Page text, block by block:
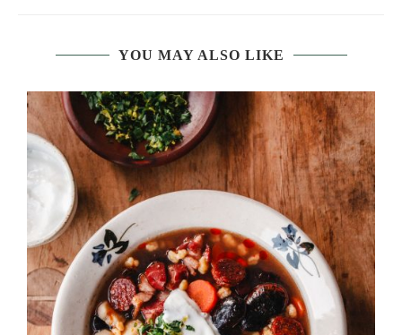
YOU MAY ALSO LIKE